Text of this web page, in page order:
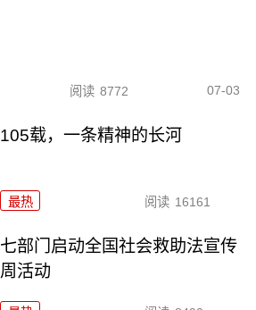
阅读 8772 07-03
105载，一条精神的长河
最热 阅读 16161
七部门启动全国社会救助法宣传
周活动